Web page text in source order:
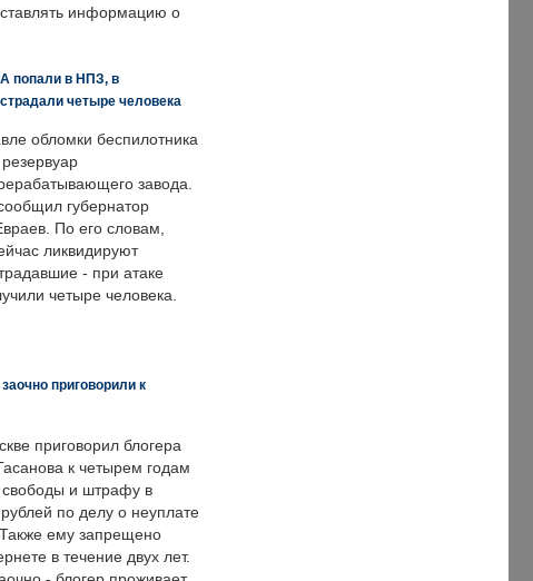
информацию о
попали в НПЗ, в
четыре человека
обломки беспилотника
завода.
губернатор
По его словам,
ликвидируют
- при атаке
четыре человека.
приговорили к
приговорил блогера
к четырем годам
и штрафу в
по делу о неуплате
ему запрещено
в течение двух лет.